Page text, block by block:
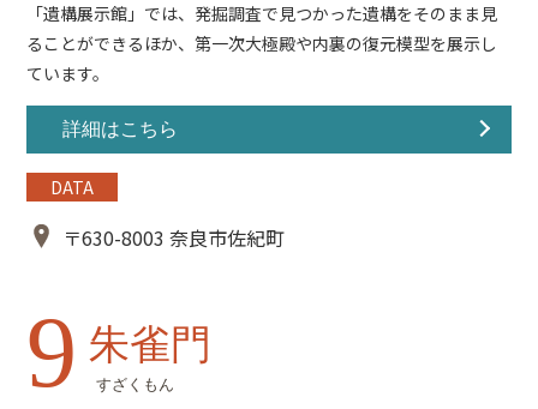
「遺構展示館 」では、発掘調査で見つかった遺構をそのまま見
ることができるほか、第一次大極殿や内裏の復元模型を展示し
ています。
詳細はこちら
DATA
〒630-8003 奈良市佐紀町
9 朱雀門
すざくもん